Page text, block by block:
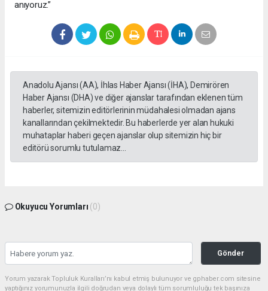
anıyoruz.”
Anadolu Ajansı (AA), İhlas Haber Ajansı (İHA), Demirören
Haber Ajansı (DHA) ve diğer ajanslar tarafından eklenen tüm
haberler, sitemizin editörlerinin müdahalesi olmadan ajans
kanallarından çekilmektedir. Bu haberlerde yer alan hukuki
muhataplar haberi geçen ajanslar olup sitemizin hiç bir
editörü sorumlu tutulamaz...
Okuyucu Yorumları (0)
Gönder
Yorum yazarak Topluluk Kuralları’nı kabul etmiş bulunuyor ve gphaber.com sitesine
yaptığınız yorumunuzla ilgili doğrudan veya dolaylı tüm sorumluluğu tek başınıza